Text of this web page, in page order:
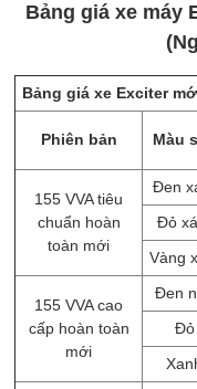
Bảng giá xe máy
Bảng giá xe Exciter
Phiên bản Màu
155 VVA tiêu
chuẩn hoàn
toàn mới
Đen
Đỏ
Vàng
155 VVA cao
cấp hoàn toàn
mới
Đen
Đỏ